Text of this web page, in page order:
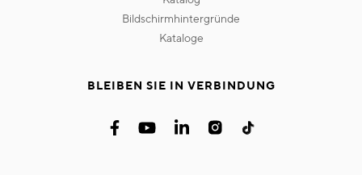
bildschirmhintergründe
kataloge
BLEIBEN SIE IN VERBINDUNG